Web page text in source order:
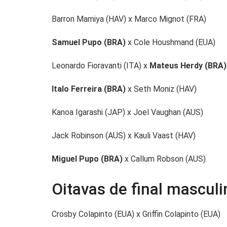
Barron Mamiya (HAV) x Marco Mignot (FRA)
Samuel Pupo (BRA) x Cole Houshmand (EUA)
Leonardo Fioravanti (ITA) x Mateus Herdy (BRA)
Italo Ferreira (BRA) x Seth Moniz (HAV)
Kanoa Igarashi (JAP) x Joel Vaughan (AUS)
Jack Robinson (AUS) x Kauli Vaast (HAV)
Miguel Pupo (BRA) x Callum Robson (AUS)
Oitavas de final
Crosby Colapinto (EUA) x Griffin Colapinto (EUA)